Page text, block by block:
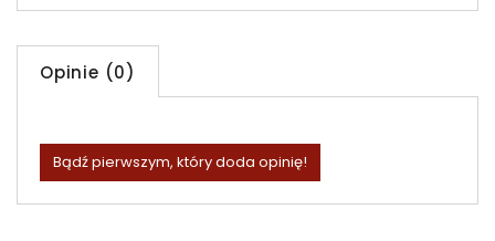
Opinie (0)
Bądź pierwszym, który doda opinię!